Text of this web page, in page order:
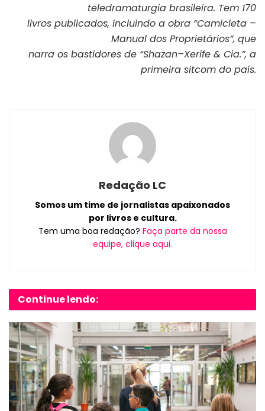
teledramaturgia brasileira. Tem 170
livros publicados, incluindo a obra “Camicleta –
Manual dos Proprietários”, que
narra os bastidores de “Shazan–Xerife & Cia.”, a
primeira sitcom do país.
Redação LC
Somos um time de jornalistas apaixonados
por livros e cultura.
Tem uma boa redação? Faça parte da nossa
equipe, clique aqui.
Continue lendo: